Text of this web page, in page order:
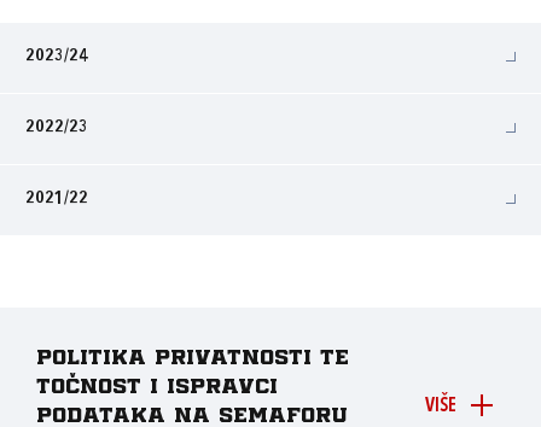
2023/24
2022/23
2021/22
VIŠE
Politika privatnosti te
točnost i ispravci
podataka na Semaforu